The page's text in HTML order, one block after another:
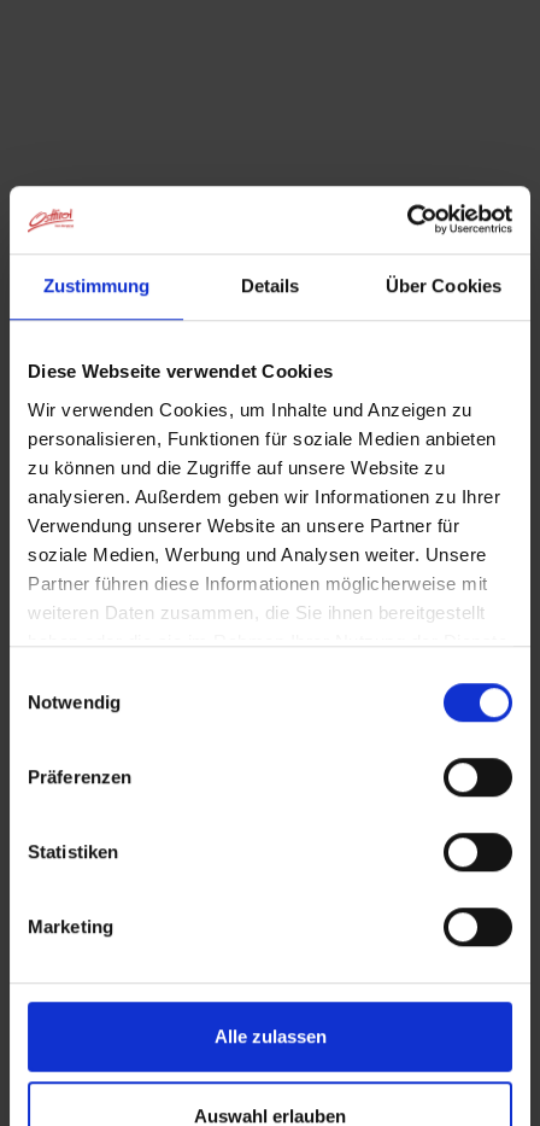
Zustimmung Details Über Cookies
Diese Webseite verwendet Cookies
Wir verwenden Cookies, um Inhalte und Anzeigen zu
personalisieren, Funktionen für soziale Medien anbieten
zu können und die Zugriffe auf unsere Website zu
analysieren. Außerdem geben wir Informationen zu Ihrer
Verwendung unserer Website an unsere Partner für
soziale Medien, Werbung und Analysen weiter. Unsere
Partner führen diese Informationen möglicherweise mit
weiteren Daten zusammen, die Sie ihnen bereitgestellt
haben oder die sie im Rahmen Ihrer Nutzung der Dienste
Notwendig
Präferenzen
Statistiken
Marketing
Alle zulassen
Auswahl erlauben